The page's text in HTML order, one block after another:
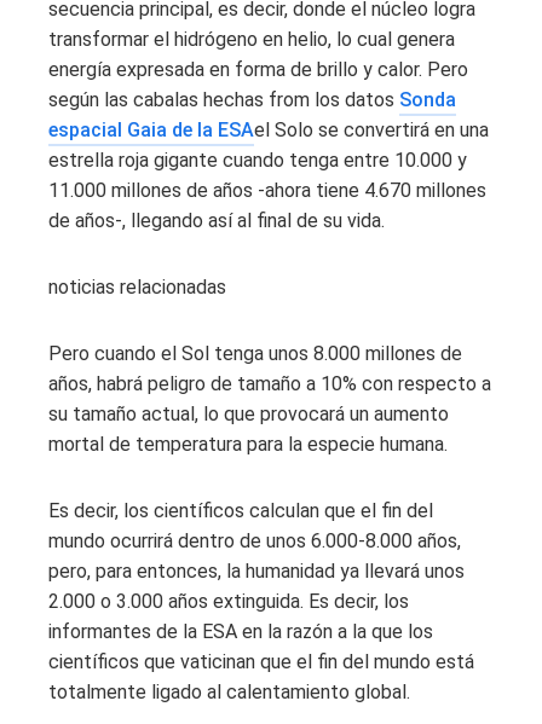
secuencia principal, es decir, donde el núcleo logra
transformar el hidrógeno en helio, lo cual genera
energía expresada en forma de brillo y calor. Pero
según las cabalas hechas from los datos Sonda
espacial Gaia de la ESAel Solo se convertirá en una
estrella roja gigante cuando tenga entre 10.000 y
11.000 millones de años -ahora tiene 4.670 millones
de años-, llegando así al final de su vida.
noticias relacionadas
Pero cuando el Sol tenga unos 8.000 millones de
años, habrá peligro de tamaño a 10% con respecto a
su tamaño actual, lo que provocará un aumento
mortal de temperatura para la especie humana.
Es decir, los científicos calculan que el fin del
mundo ocurrirá dentro de unos 6.000-8.000 años,
pero, para entonces, la humanidad ya llevará unos
2.000 o 3.000 años extinguida. Es decir, los
informantes de la ESA en la razón a la que los
científicos que vaticinan que el fin del mundo está
totalmente ligado al calentamiento global.